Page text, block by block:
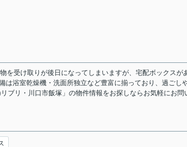
を受け取りが後日になってしまいますが、宅配ボックスが
は浴室乾燥機・洗面所独立など豊富に揃っており、過ごし
ブリ・川口市飯塚」の物件情報をお探しならお気軽にお問